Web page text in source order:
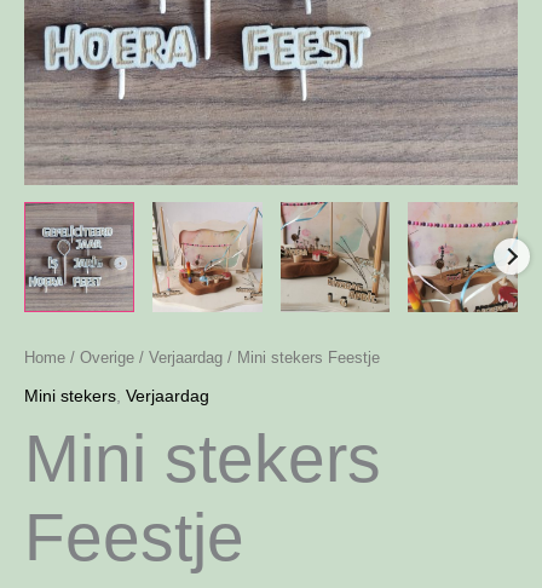
Home / Overige / Verjaardag / Mini stekers Feestje
Mini stekers Verjaardag
Mini stekers
Feestje